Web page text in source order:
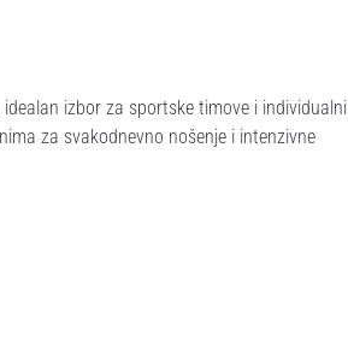
izbor za sportske timove i individualni
za svakodnevno nošenje i intenzivne